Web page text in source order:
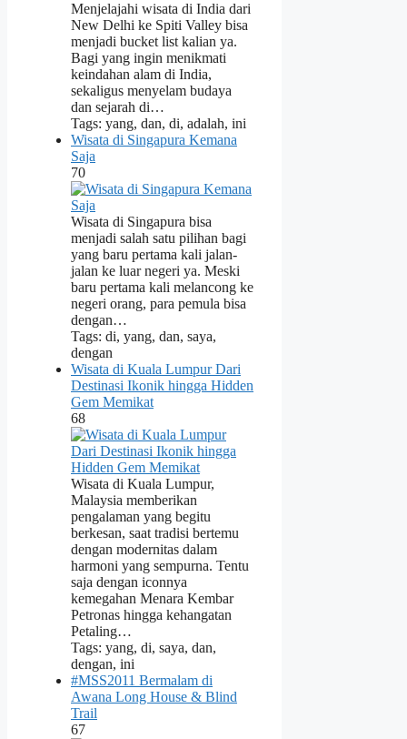
Menjelajahi wisata di India dari
New Delhi ke Spiti Valley bisa
menjadi bucket list kalian ya.
Bagi yang ingin menikmati
keindahan alam di India,
sekaligus menyelam budaya
dan sejarah di…
Tags: yang, dan, di, adalah, ini
Wisata di Singapura Kemana
Saja
70
Wisata di Singapura bisa
menjadi salah satu pilihan bagi
yang baru pertama kali jalan-
jalan ke luar negeri ya. Meski
baru pertama kali melancong ke
negeri orang, para pemula bisa
dengan…
Tags: di, yang, dan, saya,
dengan
Wisata di Kuala Lumpur Dari
Destinasi Ikonik hingga Hidden
Gem Memikat
68
Wisata di Kuala Lumpur,
Malaysia memberikan
pengalaman yang begitu
berkesan, saat tradisi bertemu
dengan modernitas dalam
harmoni yang sempurna. Tentu
saja dengan iconnya
kemegahan Menara Kembar
Petronas hingga kehangatan
Petaling…
Tags: yang, di, saya, dan,
dengan, ini
#MSS2011 Bermalam di
Awana Long House & Blind
Trail
67